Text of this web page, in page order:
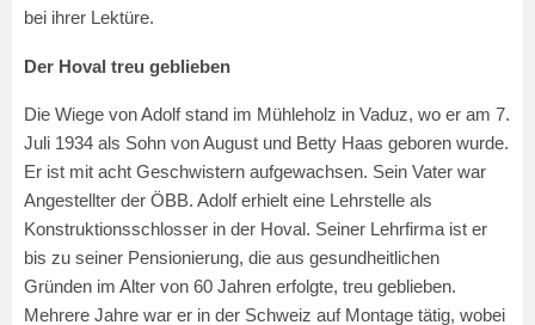
bei ihrer Lektüre.
Der Hoval treu geblieben
Die Wiege von Adolf stand im Mühleholz in Vaduz, wo er am 7.
Juli 1934 als Sohn von August und Betty Haas geboren wurde.
Er ist mit acht Geschwistern aufgewachsen. Sein Vater war
Angestellter der ÖBB. Adolf erhielt eine Lehrstelle als
Konstruktionsschlosser in der Hoval. Seiner Lehrfirma ist er
bis zu seiner Pensionierung, die aus gesundheitlichen
Gründen im Alter von 60 Jahren erfolgte, treu geblieben.
Mehrere Jahre war er in der Schweiz auf Montage tätig, wobei